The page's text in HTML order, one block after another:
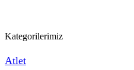
Kategorilerimiz
Atlet